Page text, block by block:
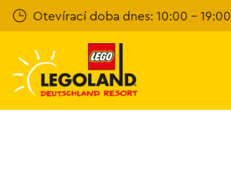
Přeskočit
na
obsah
Otevírací doba dnes: 10:00 - 19:00